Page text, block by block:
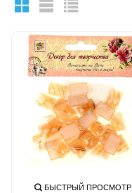
БЫСТРЫЙ ПРОСМОТР